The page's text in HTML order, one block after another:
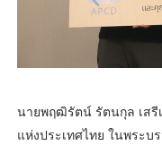
นายพฤฒิรัตน์ รัตนกุล เสรี
แห่งประเทศไทย ในพระบ